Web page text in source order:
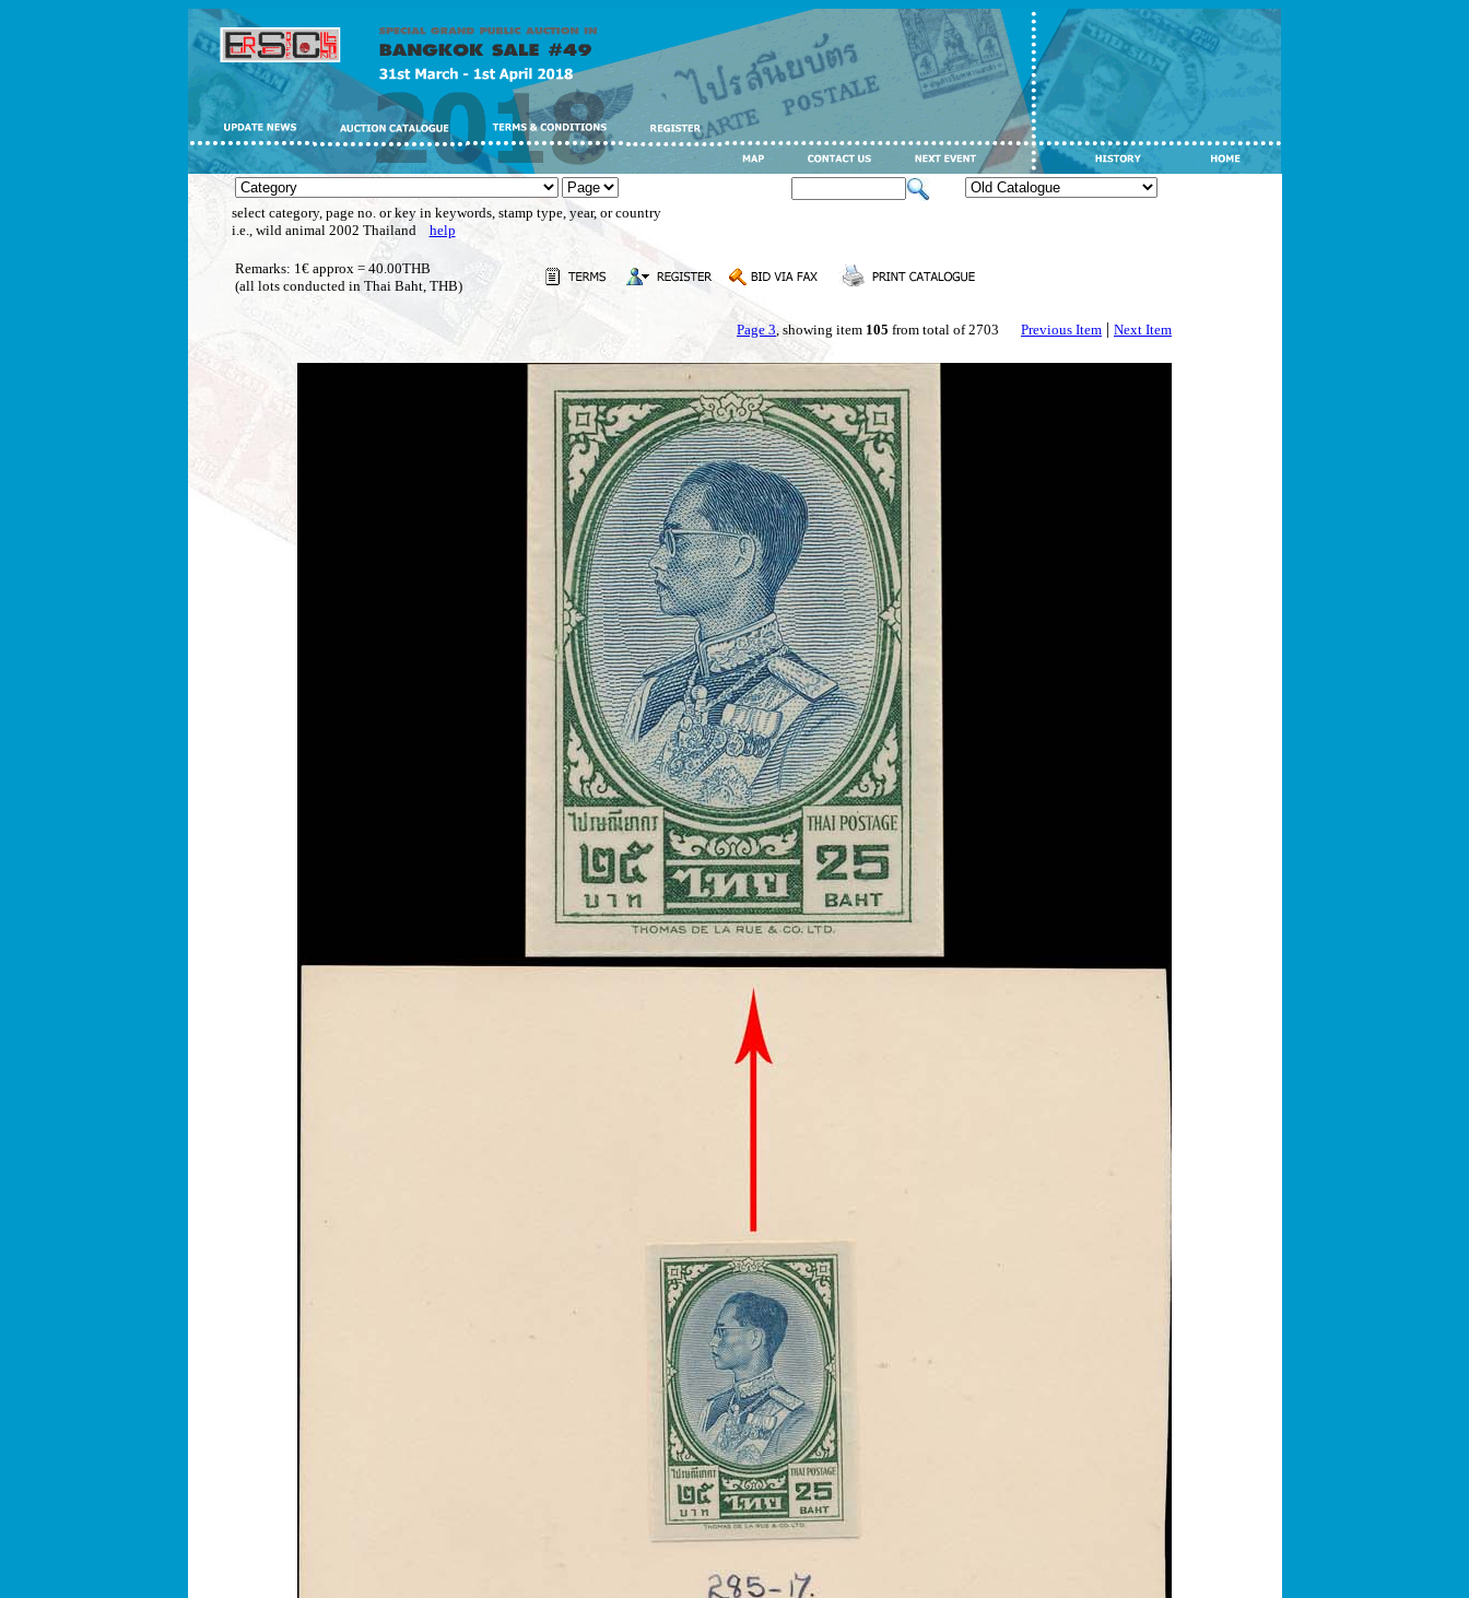
select category, page no. or key in keywords, stamp type, year, or country
i.e., wild animal 2002 Thailand help
Remarks: 1€ approx = 40.00THB
(all lots conducted in Thai Baht, THB)
Page 3, showing item 105 from total of 2703 Previous Item | Next Item